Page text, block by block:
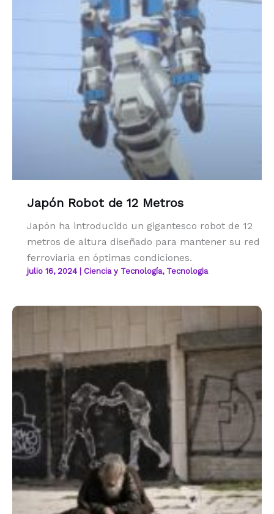
Japón Robot de 12 Metros
Japón ha introducido un gigantesco robot de 12
metros de altura diseñado para mantener su red
ferroviaria en óptimas condiciones.
julio 16, 2024 Ciencia y Tecnología, Tecnologia